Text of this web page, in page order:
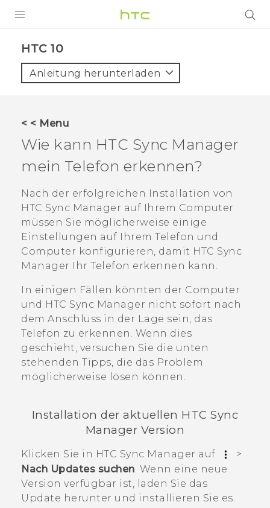
VIVE
VIVERSE
UNTERSTÜTZUNG
HTC-Geräte und Zubehör
Anmelden
HTC 10‎
Anleitung herunterladen
< < Menu
Wie kann HTC Sync Manager
mein Telefon erkennen?
Nach der erfolgreichen Installation von
HTC Sync Manager auf Ihrem Computer
müssen Sie möglicherweise einige
Einstellungen auf Ihrem Telefon und
Computer konfigurieren, damit HTC Sync
Manager Ihr Telefon erkennen kann.
In einigen Fällen könnten der Computer
und HTC Sync Manager nicht sofort nach
dem Anschluss in der Lage sein, das
Telefon zu erkennen. Wenn dies
geschieht, versuchen Sie die unten
stehenden Tipps, die das Problem
möglicherweise lösen können.
Installation der aktuellen HTC Sync
Manager Version
Klicken Sie in HTC Sync Manager auf
>
Nach Updates suchen. Wenn eine neue
Version verfügbar ist, laden Sie das
Update herunter und installieren Sie es.